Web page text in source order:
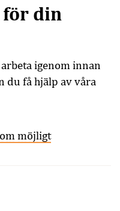
för din
igenom innan
du få hjälp av våra
möjligt